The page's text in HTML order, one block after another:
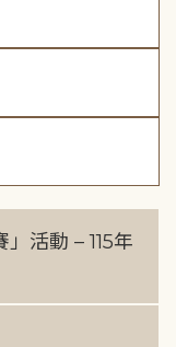
」活動 – 115年